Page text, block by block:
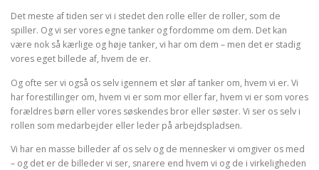
Det meste af tiden ser vi i stedet den rolle eller de roller, som de
spiller. Og vi ser vores egne tanker og fordomme om dem. Det kan
være nok så kærlige og høje tanker, vi har om dem – men det er stadig
vores eget billede af, hvem de er.
Og ofte ser vi også os selv igennem et slør af tanker om, hvem vi er. Vi
har forestillinger om, hvem vi er som mor eller far, hvem vi er som vores
forældres børn eller vores søskendes bror eller søster. Vi ser os selv i
rollen som medarbejder eller leder på arbejdspladsen.
Vi har en masse billeder af os selv og de mennesker vi omgiver os med
– og det er de billeder vi ser, snarere end hvem vi og de i virkeligheden